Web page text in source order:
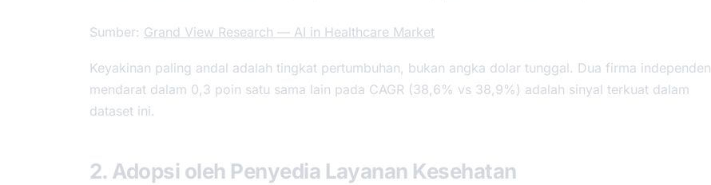
Sumber: Grand View Research — AI in Healthcare Market
Keyakinan paling andal adalah tingkat pertumbuhan, bukan angka dolar tunggal. Dua firma independen
mendarat dalam 0,3 poin satu sama lain pada CAGR (38,6% vs 38,9%) adalah sinyal terkuat dalam
dataset ini.
2. Adopsi oleh Penyedia Layanan Kesehatan